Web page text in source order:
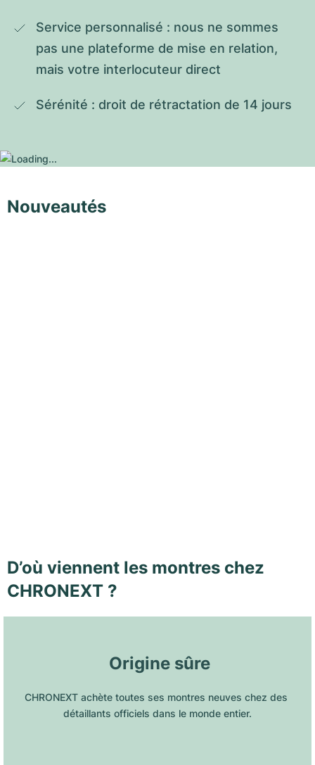
Service personnalisé : nous ne sommes
pas une plateforme de mise en relation,
mais votre interlocuteur direct
Sérénité : droit de rétractation de 14 jours
Nouveautés
D’où viennent les montres chez
CHRONEXT ?
Origine sûre
CHRONEXT achète toutes ses montres neuves chez des
détaillants officiels dans le monde entier.